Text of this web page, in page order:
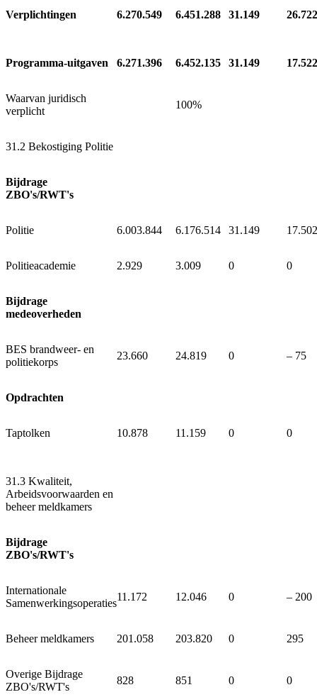
Verplichtingen 6.270.549 6.451.288 31.149 26.722
Programma-uitgaven 6.271.396 6.452.135 31.149 17.522
Waarvan juridisch
verplicht
100%
31.2 Bekostiging Politie
Bijdrage
ZBO's/RWT's
Politie 6.003.844 6.176.514 31.149 17.502
Politieacademie 2.929 3.009 0 0
Bijdrage
medeoverheden
BES brandweer- en
politiekorps
23.660 24.819 0 ‒ 75
Opdrachten
Taptolken 10.878 11.159 0 0
31.3 Kwaliteit,
Arbeidsvoorwaarden en
beheer meldkamers
Bijdrage
ZBO's/RWT's
Internationale
Samenwerkingsoperaties
11.172 12.046 0 ‒ 200
Beheer meldkamers 201.058 203.820 0 295
Overige Bijdrage
ZBO's/RWT's
828 851 0 0